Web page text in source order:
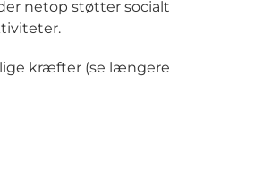
netop støtter socialt
kræfter (se længere